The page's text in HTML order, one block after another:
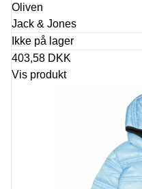
Oliven
Jack & Jones
Ikke på lager
403,58 DKK
Vis produkt